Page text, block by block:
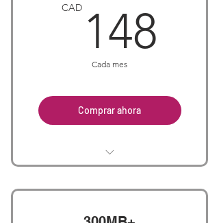
CAD 148
Cada mes
Comprar ahora